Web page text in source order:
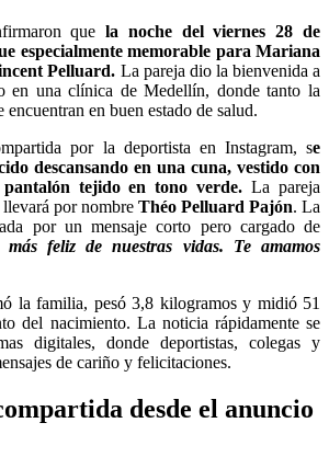
quela noche del viernes 28 de
especialmente memorable para Mariana
Pelluard. La pareja dio la bienvenida a
en una clínica de Medellín, donde tanto la
encuentran en buen estado de salud.
por la deportista en Instagram, se
descansando en una cuna, vestido con
tejido en tono verde. La pareja
por nombre Théo Pelluard Pajón. La
por un mensaje corto pero cargado de
feliz de nuestras vidas. Te amamos
la familia, pesó 3,8 kilogramos y midió 51
del nacimiento. La noticia rápidamente se
digitales, donde deportistas, colegas y
de cariño y felicitaciones.
desde el anuncio